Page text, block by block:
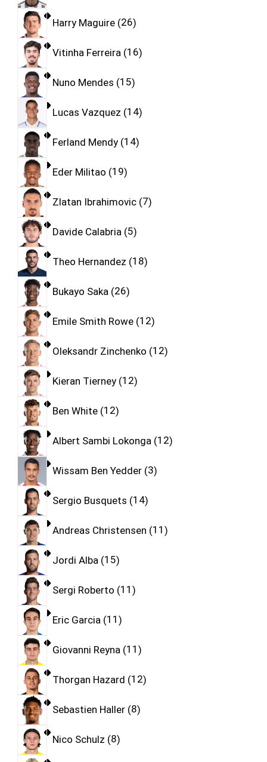
Harry Maguire 26
Vitinha Ferreira 16
Nuno Mendes 15
Lucas Vazquez 14
Ferland Mendy 14
Eder Militao 19
Zlatan Ibrahimovic 7
Davide Calabria 5
Theo Hernandez 18
Bukayo Saka 26
Emile Smith Rowe 12
Oleksandr Zinchenko 12
Kieran Tierney 12
Ben White 12
Albert Sambi Lokonga 12
Wissam Ben Yedder 3
Sergio Busquets 14
Andreas Christensen 11
Jordi Alba 15
Sergi Roberto 11
Eric Garcia 11
Giovanni Reyna 11
Thorgan Hazard 12
Sebastien Haller 8
Nico Schulz 8